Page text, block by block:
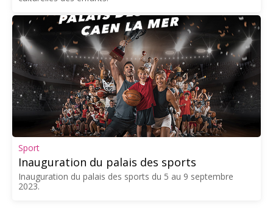
Sport
Inauguration du palais des sports
Inauguration du palais des sports du 5 au 9 septembre
2023.